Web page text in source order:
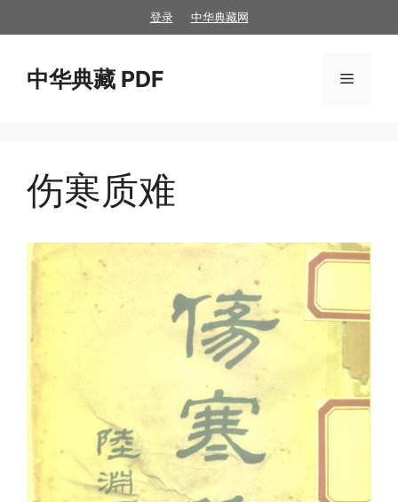
至
登录 中华典藏网
中华典藏 PDF 菜
伤寒质难